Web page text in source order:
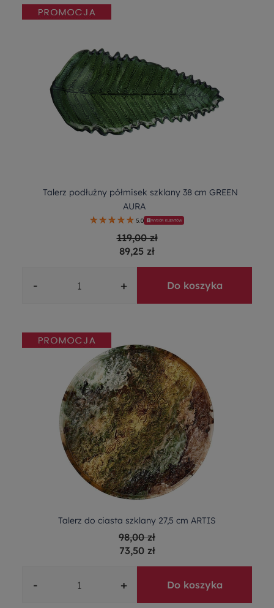
Talerz podłużny półmisek szklany 38 cm GREEN
AURA
5.0 WYBÓR KLIENTÓW
119,00 zł
89,25 zł
- + Do koszyka
Talerz do ciasta szklany 27,5 cm ARTIS
98,00 zł
73,50 zł
- + Do koszyka